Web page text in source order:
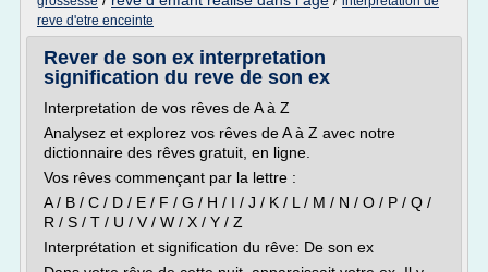
reve d'etre enceinte
Rever de son ex interpretation
signification du reve de son ex
Interpretation de vos rêves de A à Z
Analysez et explorez vos rêves de A à Z avec notre
dictionnaire des rêves gratuit, en ligne.
Vos rêves commençant par la lettre :
A / B / C / D / E / F / G / H / I / J / K / L / M / N / O / P / Q /
R / S / T / U / V / W / X / Y / Z
Interprétation et signification du rêve: De son ex